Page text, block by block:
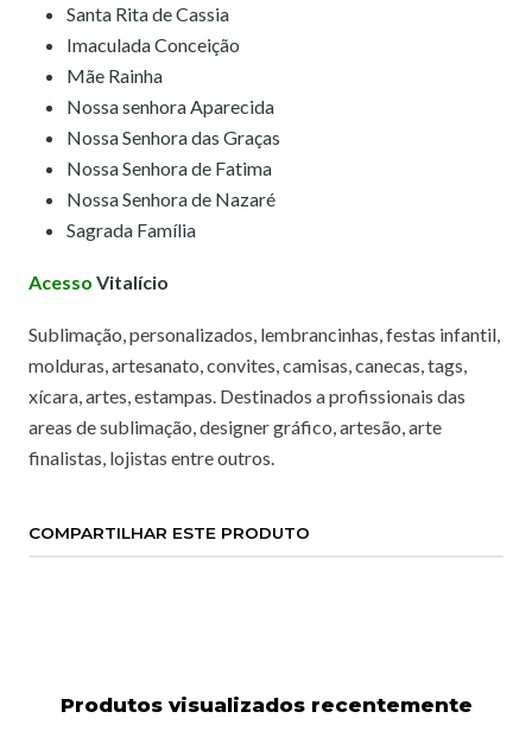
Santa Rita de Cassia
Imaculada Conceição
Mãe Rainha
Nossa senhora Aparecida
Nossa Senhora das Graças
Nossa Senhora de Fatima
Nossa Senhora de Nazaré
Sagrada Família
Acesso Vitalício
Sublimação, personalizados, lembrancinhas, festas infantil,
molduras, artesanato, convites, camisas, canecas, tags,
xícara, artes, estampas. Destinados a profissionais das
areas de sublimação, designer gráfico, artesão, arte
finalistas, lojistas entre outros.
COMPARTILHAR ESTE PRODUTO
Produtos visualizados recentemente